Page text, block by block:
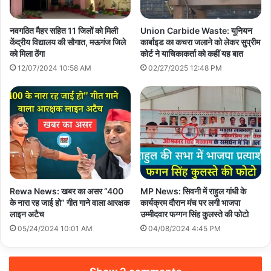
नवगठित मैहर सहित 11 जिलों को मिली
केंद्रीय विद्यालय की सौगात, मऊगंज जिले
को मिला ठेंगा
12/07/2024 10:58 AM
Union Carbide Waste: यूनियन
कार्बाइड का कचरा जलाने को लेकर सुप्रीम
कोर्ट ने याचिकाकर्ता को कहीं यह बात
02/27/2025 12:48 PM
Rewa News: खबर का असर “400
के नारा रह जाई हो” गीत गाने वाला आरक्षक
लाइन अटैच
05/24/2024 10:01 AM
MP News: सिवनी में राहुल गांधी के
कार्यक्रम दौरान मंच पर लगी भाजपा
उम्मीदवार फग्गन सिंह कुलस्ते की फोटो
04/08/2024 4:45 PM